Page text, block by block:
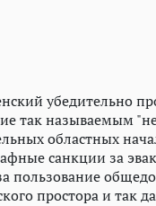
убедительно
так называемым
областных
санкции за
пользование
простора и так